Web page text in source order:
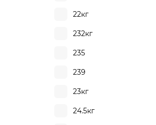
22кг
232кг
235
239
23кг
24.5кг